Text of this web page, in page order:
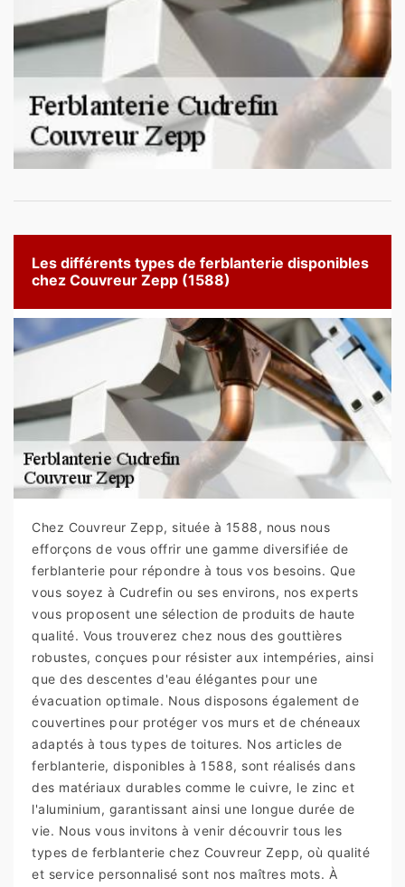
Les différents types de ferblanterie disponibles
chez Couvreur Zepp (1588)
Chez Couvreur Zepp, située à 1588, nous nous
efforçons de vous offrir une gamme diversifiée de
ferblanterie pour répondre à tous vos besoins. Que
vous soyez à Cudrefin ou ses environs, nos experts
vous proposent une sélection de produits de haute
qualité. Vous trouverez chez nous des gouttières
robustes, conçues pour résister aux intempéries, ainsi
que des descentes d'eau élégantes pour une
évacuation optimale. Nous disposons également de
couvertines pour protéger vos murs et de chéneaux
adaptés à tous types de toitures. Nos articles de
ferblanterie, disponibles à 1588, sont réalisés dans
des matériaux durables comme le cuivre, le zinc et
l'aluminium, garantissant ainsi une longue durée de
vie. Nous vous invitons à venir découvrir tous les
types de ferblanterie chez Couvreur Zepp, où qualité
et service personnalisé sont nos maîtres mots. À